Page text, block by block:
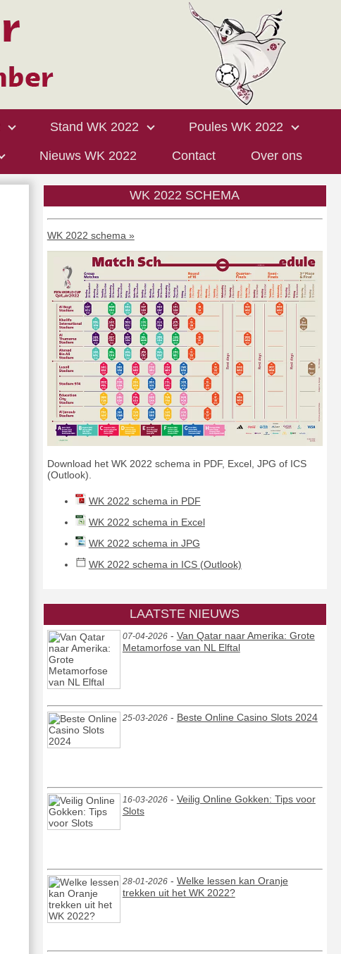
Stand WK 2022 Poules WK 2022
Nieuws WK 2022 Contact Over ons
WK 2022 SCHEMA
WK 2022 schema »
Download het WK 2022 schema in PDF, Excel, JPG of ICS
(Outlook).
WK 2022 schema in PDF
WK 2022 schema in Excel
WK 2022 schema in JPG
WK 2022 schema in ICS (Outlook)
LAATSTE NIEUWS
07-04-2026- Van Qatar naar Amerika: Grote
Metamorfose van NL Elftal
25-03-2026- Beste Online Casino Slots 2024
16-03-2026- Veilig Online Gokken: Tips voor
Slots
28-01-2026- Welke lessen kan Oranje
trekken uit het WK 2022?